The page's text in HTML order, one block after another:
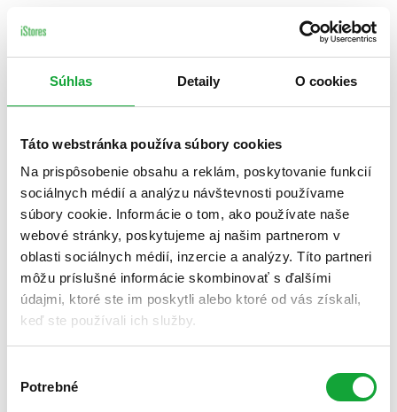
Súhlas Detaily O cookies
Táto webstránka používa súbory cookies
Na prispôsobenie obsahu a reklám, poskytovanie funkcií
sociálnych médií a analýzu návštevnosti používame
súbory cookie. Informácie o tom, ako používate naše
webové stránky, poskytujeme aj našim partnerom v
oblasti sociálnych médií, inzercie a analýzy. Títo partneri
môžu príslušné informácie skombinovať s ďalšími
údajmi, ktoré ste im poskytli alebo ktoré od vás získali,
keď ste používali ich služby.
súhlasu
Potrebné